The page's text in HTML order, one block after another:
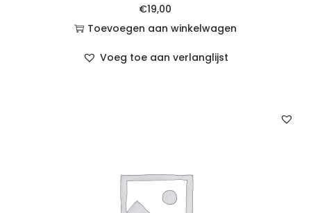
€19,00
Toevoegen aan winkelwagen
Voeg toe aan verlanglijst